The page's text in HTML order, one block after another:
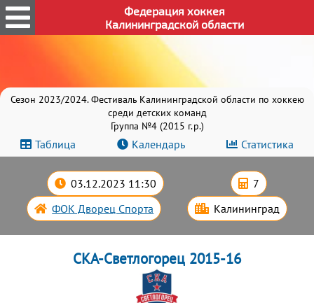
Федерация хоккея
Калининградской области
Сезон 2023/2024. Фестиваль Калининградской области по хоккею
среди детских команд
Группа №4 (2015 г.р.)
Таблица Календарь Статистика
03.12.2023 11:30 7
ФОК Дворец Спорта Калининград
СКА-Светлогорец 2015-16